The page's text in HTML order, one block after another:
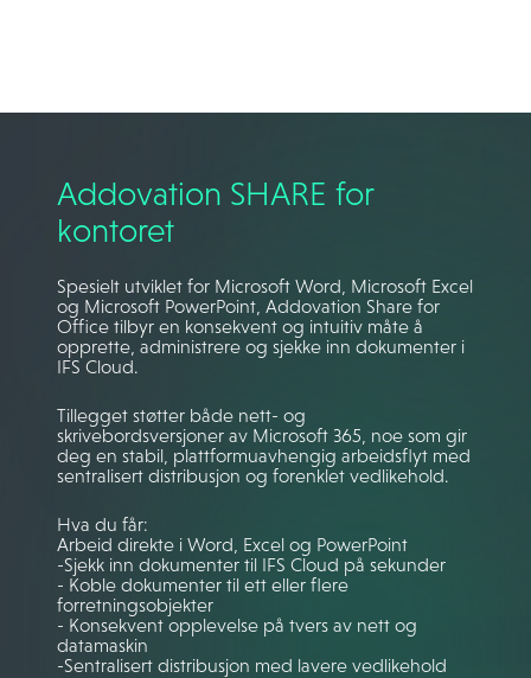
Addovation SHARE for
kontoret
Spesielt utviklet for Microsoft Word, Microsoft Excel
og Microsoft PowerPoint, Addovation Share for
Office tilbyr en konsekvent og intuitiv måte å
opprette, administrere og sjekke inn dokumenter i
IFS Cloud.
Tillegget støtter både nett- og
skrivebordsversjoner av Microsoft 365, noe som gir
deg en stabil, plattformuavhengig arbeidsflyt med
sentralisert distribusjon og forenklet vedlikehold.
Hva du får:
Arbeid direkte i Word, Excel og PowerPoint
-Sjekk inn dokumenter til IFS Cloud på sekunder
- Koble dokumenter til ett eller flere
forretningsobjekter
- Konsekvent opplevelse på tvers av nett og
datamaskin
-Sentralisert distribusjon med lavere vedlikehold